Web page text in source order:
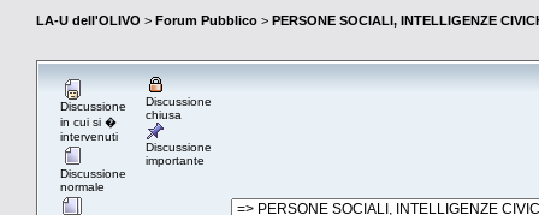
LA-U dell'OLIVO > Forum Pubblico > PERSONE SOCIALI, INTELLIGENZE
Discussione
in cui si �
intervenuti
Discussione
normale
Discussione
chiusa
Discussione
importante